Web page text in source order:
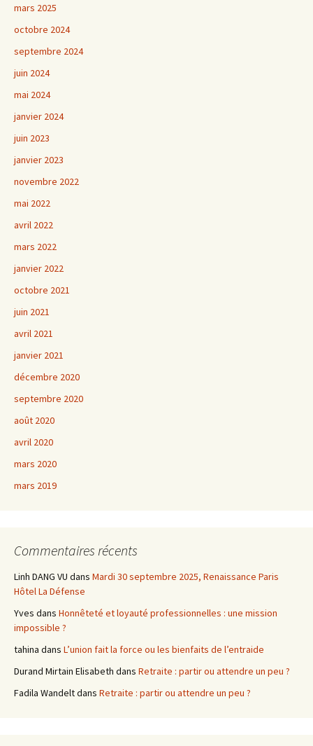
mars 2025
octobre 2024
septembre 2024
juin 2024
mai 2024
janvier 2024
juin 2023
janvier 2023
novembre 2022
mai 2022
avril 2022
mars 2022
janvier 2022
octobre 2021
juin 2021
avril 2021
janvier 2021
décembre 2020
septembre 2020
août 2020
avril 2020
mars 2020
mars 2019
Commentaires récents
Linh DANG VU dans Mardi 30 septembre 2025, Renaissance Paris
Hôtel La Défense
Yves dans Honnêteté et loyauté professionnelles : une mission
impossible ?
tahina dans L’union fait la force ou les bienfaits de l’entraide
Durand Mirtain Elisabeth dans Retraite : partir ou attendre un peu ?
Fadila Wandeltdans Retraite : partir ou attendre un peu ?